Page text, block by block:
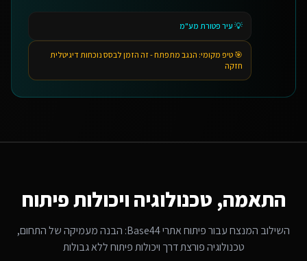
💡 עיר פטורת מע"מ
🎯 טיפ מקומי: הנגב מתפתח - זה הזמן לבסס נוכחות דיגיטלית
חזקה
התאמה, טכנולוגיה ויכולות פיתוח
השילוב המנצח עבורפיתוח אתרי Base44
: הבנה מעמיקה של התחום,
טכנולוגיה פורצת דרך ויכולות פיתוח ללא גבולות